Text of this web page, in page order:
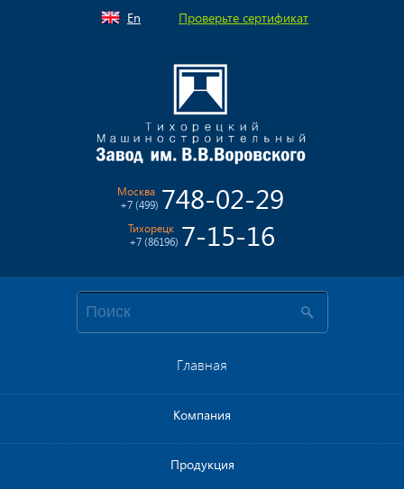
Проверьте сертификат
En
Москва
+7 (499) 748-02-29
Тихорецк
+7 (86196) 7-15-16
Главная
Компания
Продукция